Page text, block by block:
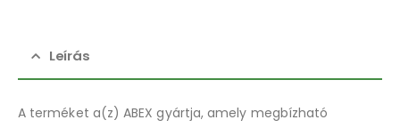
Leírás
A terméket a(z) ABEX gyártja, amely megbízható